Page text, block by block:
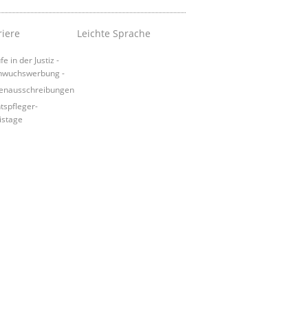
in der Justiz -
-
Leichte Sprache